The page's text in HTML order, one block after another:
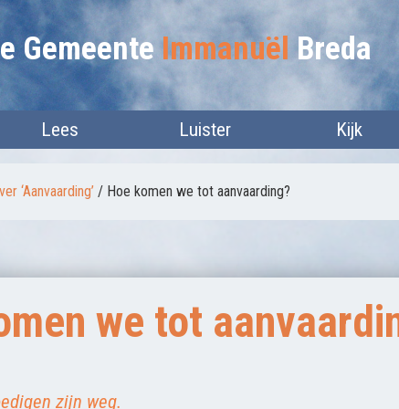
Gemeente Immanuël Breda
Lees Luister Kijk
‘Aanvaarding’ / Hoe komen we tot aanvaarding?
we tot
zijn weg.